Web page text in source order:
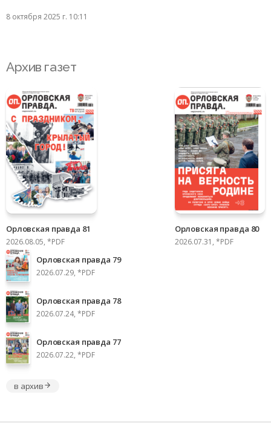
8 октября 2025 г. 10:11
Архив газет
Орловская правда 81
2026.08.05, *PDF
Орловская правда 80
2026.07.31, *PDF
Орловская правда 79
2026.07.29, *PDF
Орловская правда 78
2026.07.24, *PDF
Орловская правда 77
2026.07.22, *PDF
в архив